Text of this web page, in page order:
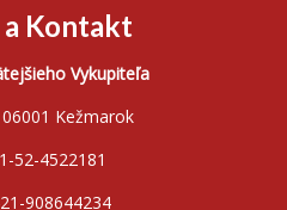
Kontakt
Vykupiteľa
Kežmarok
52-4522181
908644234